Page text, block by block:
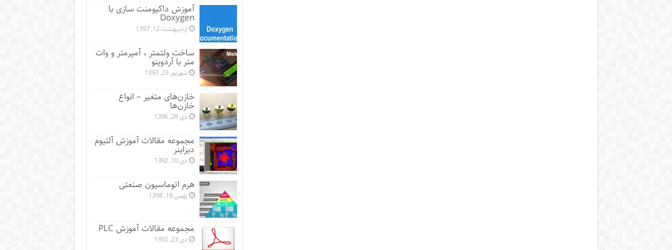
آموزش داکیومنت سازی با
Doxygen
اردیبهشت 12, 1397
ساخت ولتمتر ، آمپرمتر و وات
متر با آردوینو
شهریور 23, 1397
خازن‌های متغیر – انواع
خازن‌ها
دی 28, 1396
مجموعه مقالات آموزش آلتیوم
دیزاینر
دی 10, 1392
هرم اتوماسیون صنعتی
بهمن 18, 1398
مجموعه مقالات آموزش PLC
دی 23, 1392